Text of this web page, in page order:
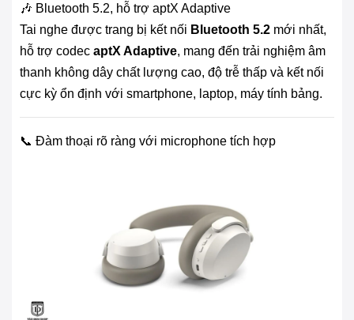
🎶 Bluetooth 5.2, hỗ trợ aptX Adaptive
Tai nghe được trang bị kết nối Bluetooth 5.2 mới nhất,
hỗ trợ codec aptX Adaptive, mang đến trải nghiệm âm
thanh không dây chất lượng cao, độ trễ thấp và kết nối
cực kỳ ổn định với smartphone, laptop, máy tính bảng.
📞 Đàm thoại rõ ràng với microphone tích hợp